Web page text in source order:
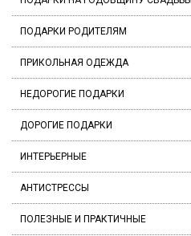
ПОДАРКИ РОДИТЕЛЯМ
ПРИКОЛЬНАЯ ОДЕЖДА
НЕДОРОГИЕ ПОДАРКИ
ДОРОГИЕ ПОДАРКИ
ИНТЕРЬЕРНЫЕ
АНТИСТРЕССЫ
ПОЛЕЗНЫЕ И ПРАКТИЧНЫЕ